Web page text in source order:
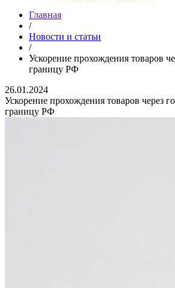
Главная
/
Новости и статьи
/
Ускорение прохождения товаров
границу РФ
26.01.2024
Ускорение прохождения товаров через
границу РФ